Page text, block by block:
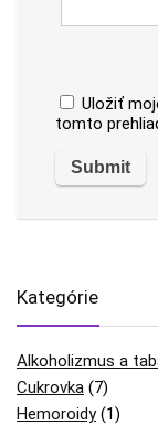
Uložiť
tomto
Kategórie
Alkoholizmus a
Cukrovka (7)
Hemoroidy(1)